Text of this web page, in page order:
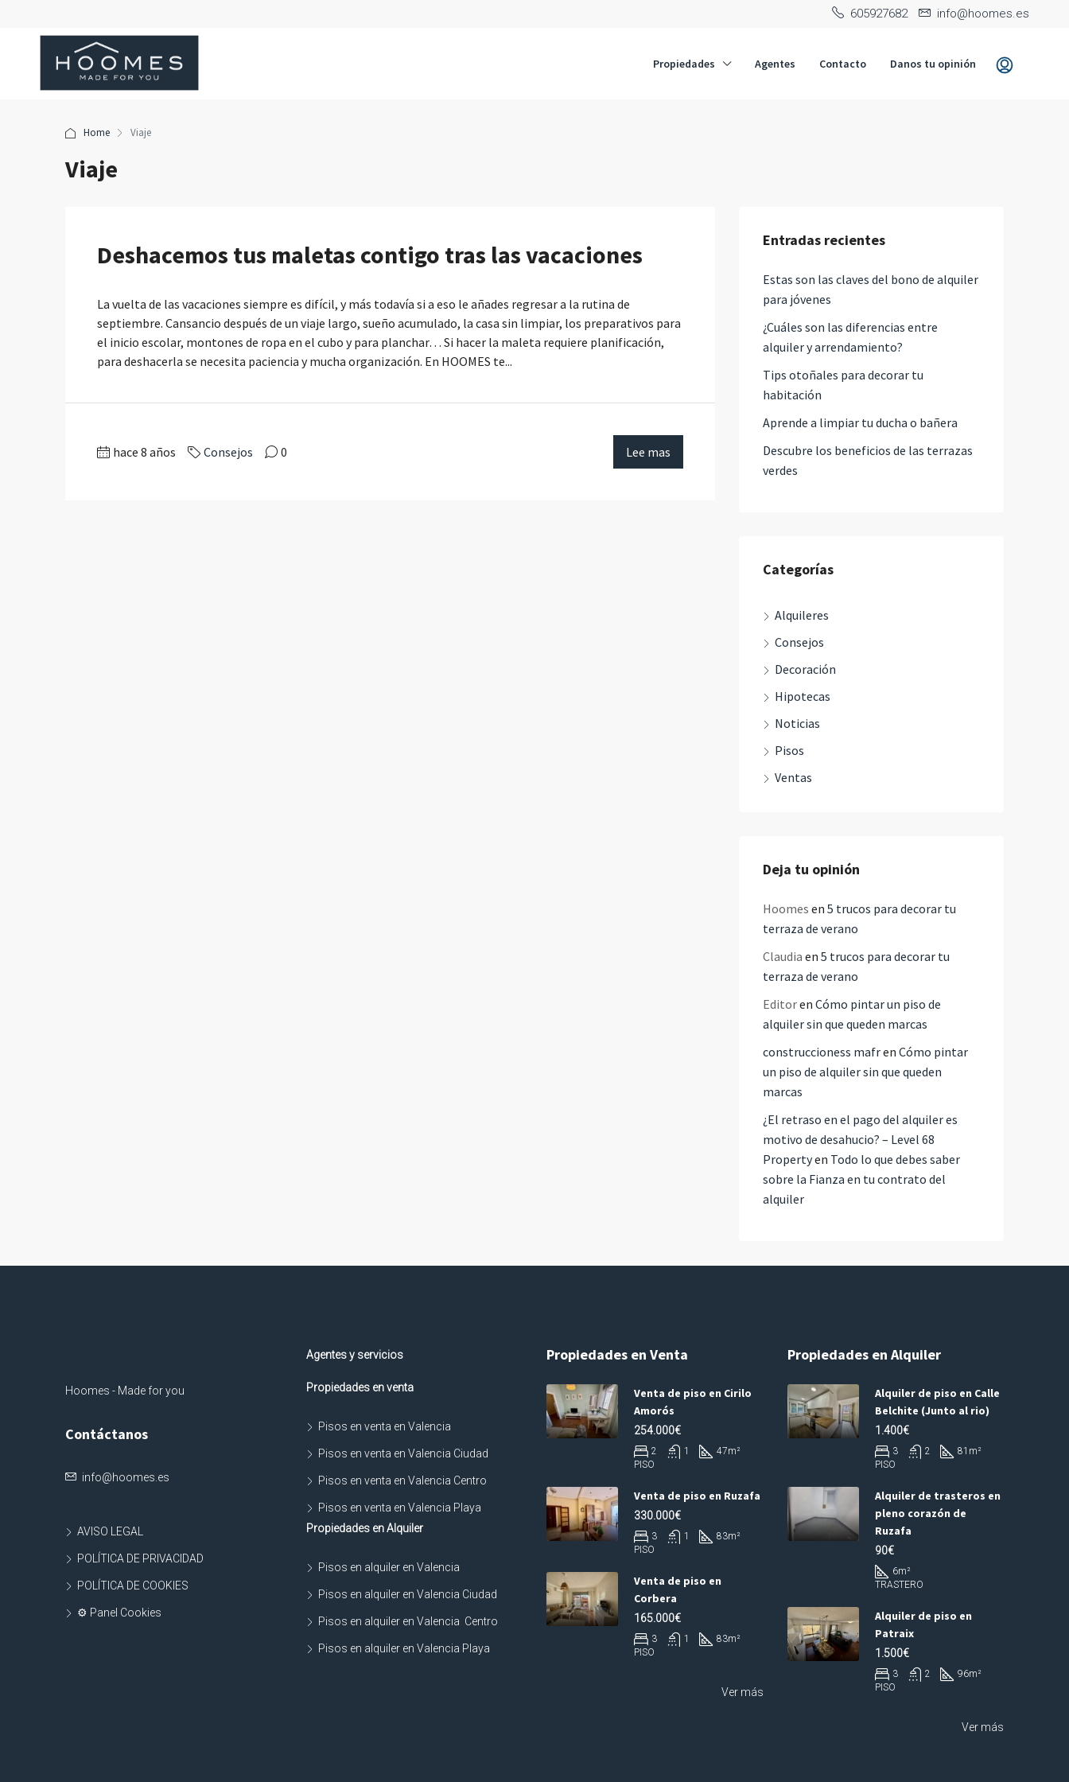
‭605927682‬ info@hoomes.es
Propiedades Agentes Contacto Danos tu opinión
Home Viaje
Viaje
Deshacemos tus maletas contigo tras las vacaciones
La vuelta de las vacaciones siempre es difícil, y más todavía si a eso le añades regresar a la rutina de
septiembre. Cansancio después de un viaje largo, sueño acumulado, la casa sin limpiar, los preparativos para
el inicio escolar, montones de ropa en el cubo y para planchar… Si hacer la maleta requiere planificación,
para deshacerla se necesita paciencia y mucha organización. En HOOMES te...
hace 8 años Consejos 0 Lee mas
Entradas recientes
Estas son las claves del bono de alquiler
para jóvenes
¿Cuáles son las diferencias entre
alquiler y arrendamiento?
Tips otoñales para decorar tu
habitación
Aprende a limpiar tu ducha o bañera
Descubre los beneficios de las terrazas
verdes
Categorías
Alquileres
Consejos
Decoración
Hipotecas
Noticias
Pisos
Ventas
Deja tu opinión
Hoomes en 5 trucos para decorar tu
terraza de verano
Claudia en 5 trucos para decorar tu
terraza de verano
Editoren Cómo pintar un piso de
alquiler sin que queden marcas
construccioness mafren Cómo pintar
un piso de alquiler sin que queden
marcas
¿El retraso en el pago del alquiler es
motivo de desahucio? – Level 68
Propertyen Todo lo que debes saber
sobre la Fianza en tu contrato del
alquiler
Hoomes - Made for you
Contáctanos
info@hoomes.es
AVISO LEGAL
POLÍTICA DE PRIVACIDAD
POLÍTICA DE COOKIES
⚙ Panel Cookies
Agentes y servicios
Propiedades en venta
Pisos en venta en Valencia
Pisos en venta en Valencia Ciudad
Pisos en venta en Valencia Centro
Pisos en venta en Valencia Playa
Propiedades en Alquiler
Pisos en alquiler en Valencia
Pisos en alquiler en Valencia Ciudad
Pisos en alquiler en Valencia Centro
Pisos en alquiler en Valencia Playa
Propiedades en Venta
Venta de piso en Cirilo
Amorós
254.000€
2 1 47m²
PISO
Venta de piso en Ruzafa
330.000€
3 1 83m²
PISO
Venta de piso en
Corbera
165.000€
3 1 83m²
PISO
Ver más
Propiedades en Alquiler
Alquiler de piso en Calle
Belchite (Junto al rio)
1.400€
3 2 81 m²
PISO
Alquiler de trasteros en
pleno corazón de
Ruzafa
90€
6m²
TRASTERO
Alquiler de piso en
Patraix
1.500€
3 2 96m²
PISO
Ver más